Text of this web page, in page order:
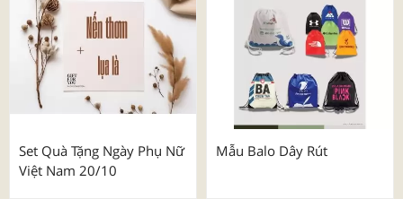
Set Quà Tặng Ngày Phụ Nữ
Việt Nam 20/10
Mẫu Balo Dây Rút